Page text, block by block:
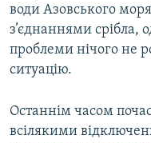
води Азовського
з’єднаннями срібла,
проблеми нічого не
ситуацію.
Останнім часом
всілякими